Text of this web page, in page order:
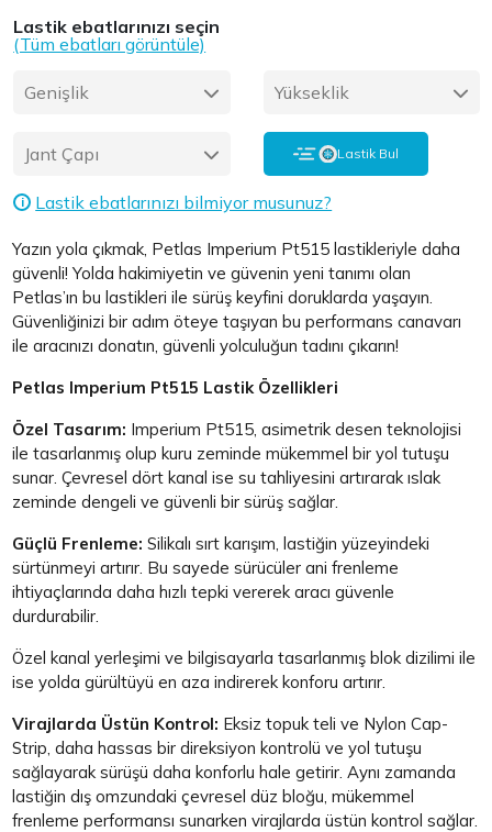
Lastik ebatlarınızı seçin
(Tüm ebatları görüntüle)
Genişlik Yükseklik
Jant Çapı Lastik Bul
i Lastik ebatlarınızı bilmiyor musunuz?
Yazın yola çıkmak, Petlas Imperium Pt515 lastikleriyle daha
güvenli! Yolda hakimiyetin ve güvenin yeni tanımı olan
Petlas’ın bu lastikleri ile sürüş keyfini doruklarda yaşayın.
Güvenliğinizi bir adım öteye taşıyan bu performans canavarı
ile aracınızı donatın, güvenli yolculuğun tadını çıkarın!
Petlas Imperium Pt515 Lastik Özellikleri
Özel Tasarım: Imperium Pt515, asimetrik desen teknolojisi
ile tasarlanmış olup kuru zeminde mükemmel bir yol tutuşu
sunar. Çevresel dört kanal ise su tahliyesini artırarak ıslak
zeminde dengeli ve güvenli bir sürüş sağlar.
Güçlü Frenleme: Silikalı sırt karışım, lastiğin yüzeyindeki
sürtünmeyi artırır. Bu sayede sürücüler ani frenleme
ihtiyaçlarında daha hızlı tepki vererek aracı güvenle
durdurabilir.
Özel kanal yerleşimi ve bilgisayarla tasarlanmış blok dizilimi ile
ise yolda gürültüyü en aza indirerek konforu artırır.
Virajlarda Üstün Kontrol: Eksiz topuk teli ve Nylon Cap-
Strip, daha hassas bir direksiyon kontrolü ve yol tutuşu
sağlayarak sürüşü daha konforlu hale getirir. Aynı zamanda
lastiğin dış omzundaki çevresel düz bloğu, mükemmel
frenleme performansı sunarken virajlarda üstün kontrol sağlar.